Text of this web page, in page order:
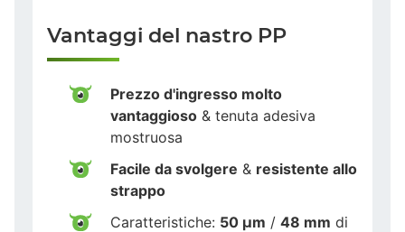
Vantaggi del nastro PP
Prezzo d'ingresso molto
vantaggioso & tenuta adesiva
mostruosa
Facile da svolgere & resistente allo
strappo
Caratteristiche: 50 µm / 48 mm di